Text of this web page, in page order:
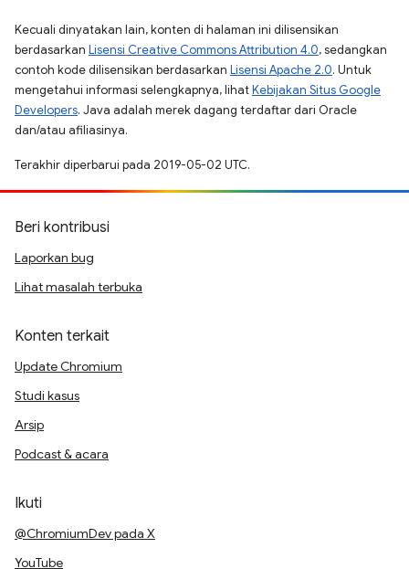
Kecuali dinyatakan lain, konten di halaman ini dilisensikan
berdasarkan Lisensi Creative Commons Attribution 4.0, sedangkan
contoh kode dilisensikan berdasarkan Lisensi Apache 2.0. Untuk
mengetahui informasi selengkapnya, lihatKebijakan Situs Google
Developers. Java adalah merek dagang terdaftar dari Oracle
dan/atau afiliasinya.
Terakhir diperbarui pada 2019-05-02 UTC.
Beri kontribusi
Laporkan bug
Lihat masalah terbuka
Konten terkait
Update Chromium
Studi kasus
Arsip
Podcast & acara
Ikuti
@ChromiumDev pada X
YouTube